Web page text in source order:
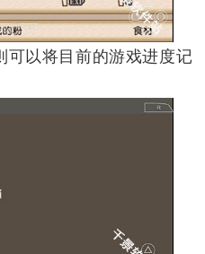
可以将目前的游戏进度记